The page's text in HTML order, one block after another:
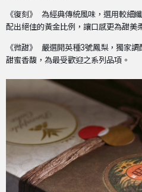
《復刻》
為經典傳統風味，選用較細
配出絕佳的黃金比例，讓口感更為甜美
《微甜》
嚴選開英種3號鳳梨，獨家調
甜蜜香馥，為最受歡迎之系列品項。